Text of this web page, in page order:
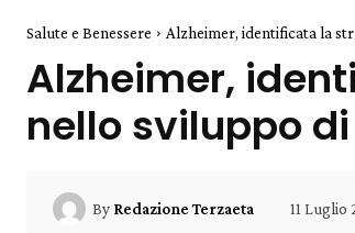
Salute e Benessere Alzheimer, identificata la
Alzheimer,
nello sviluppo
By Redazione Terzaeta 11 Luglio